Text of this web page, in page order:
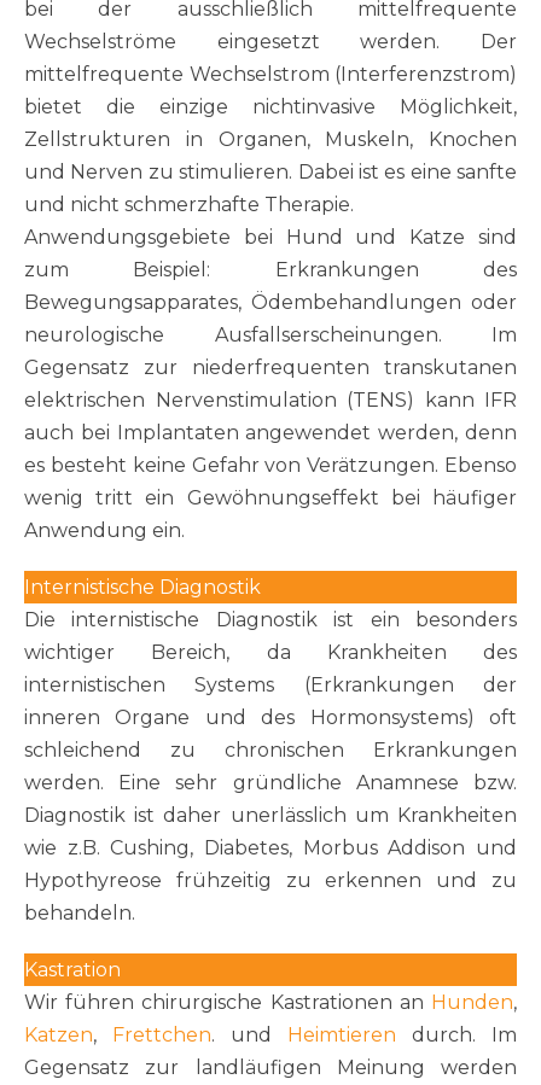
bei der ausschließlich mittelfrequente
Wechselströme eingesetzt werden. Der
mittelfrequente Wechselstrom (Interferenzstrom)
bietet die einzige nichtinvasive Möglichkeit,
Zellstrukturen in Organen, Muskeln, Knochen
und Nerven zu stimulieren. Dabei ist es eine sanfte
und nicht schmerzhafte Therapie.
Anwendungsgebiete bei Hund und Katze sind
zum Beispiel: Erkrankungen des
Bewegungsapparates, Ödembehandlungen oder
neurologische Ausfallserscheinungen. Im
Gegensatz zur niederfrequenten transkutanen
elektrischen Nervenstimulation (TENS) kann IFR
auch bei Implantaten angewendet werden, denn
es besteht keine Gefahr von Verätzungen. Ebenso
wenig tritt ein Gewöhnungseffekt bei häufiger
Anwendung ein.
Internistische Diagnostik
Die internistische Diagnostik ist ein besonders
wichtiger Bereich, da Krankheiten des
internistischen Systems (Erkrankungen der
inneren Organe und des Hormonsystems) oft
schleichend zu chronischen Erkrankungen
werden. Eine sehr gründliche Anamnese bzw.
Diagnostik ist daher unerlässlich um Krankheiten
wie z.B. Cushing, Diabetes, Morbus Addison und
Hypothyreose frühzeitig zu erkennen und zu
behandeln.
Kastration
Wir führen chirurgische Kastrationen an Hunden,
Katzen, Frettchen. und Heimtieren durch. Im
Gegensatz zur landläufigen Meinung werden